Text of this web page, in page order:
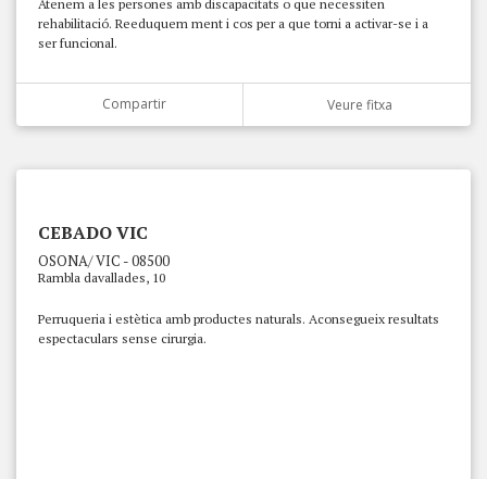
Atenem a les persones amb discapacitats o que necessiten
rehabilitació. Reeduquem ment i cos per a que torni a activar-se i a
ser funcional.
Compartir Veure fitxa
CEBADO VIC
OSONA/ VIC - 08500
Rambla davallades, 10
Perruqueria i estètica amb productes naturals. Aconsegueix resultats
espectaculars sense cirurgia.